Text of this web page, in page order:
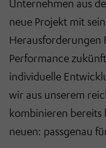
Unternehmen aus
neue Projekt mit
Herausforderungen
Performance
individuelle
wir aus unserem
kombinieren bereits
neuen: passgenau